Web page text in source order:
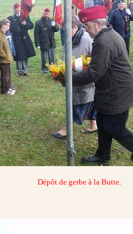
Dépôt de gerbe à la Butte.